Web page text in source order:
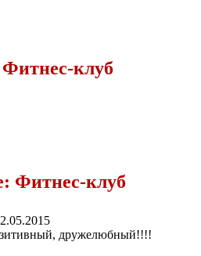
Фитнес-клуб
Фитнес-клуб
дружелюбный!!!!